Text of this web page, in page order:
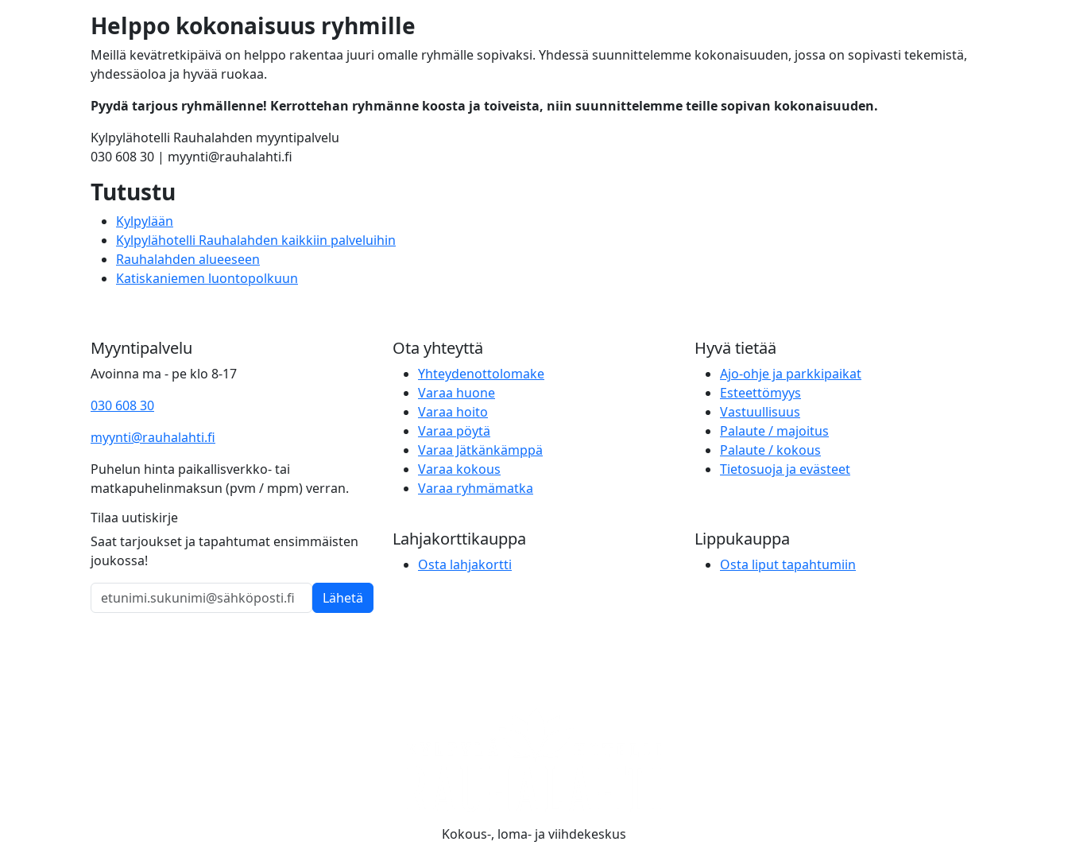
Helppo kokonaisuus ryhmille
Meillä kevätretkipäivä on helppo rakentaa juuri omalle ryhmälle sopivaksi. Yhdessä suunnittelemme kokonaisuuden, jossa on sopivasti tekemistä,
yhdessäoloa ja hyvää ruokaa.
Pyydä tarjous ryhmällenne! Kerrottehan ryhmänne koosta ja toiveista, niin suunnittelemme teille sopivan kokonaisuuden.
Kylpylähotelli Rauhalahden myyntipalvelu
030 608 30 | myynti@rauhalahti.fi
Tutustu
Kylpylään
Kylpylähotelli Rauhalahden kaikkiin palveluihin
Rauhalahden alueeseen
Katiskaniemen luontopolkuun
Myyntipalvelu
Avoinna ma - pe klo 8-17
030 608 30
myynti@rauhalahti.fi
Puhelun hinta paikallisverkko- tai
matkapuhelinmaksun (pvm / mpm) verran.
Tilaa uutiskirje
Saat tarjoukset ja tapahtumat ensimmäisten
joukossa!
Lähetä
Ota yhteyttä
Yhteydenottolomake
Varaa huone
Varaa hoito
Varaa pöytä
Varaa Jätkänkämppä
Varaa kokous
Varaa ryhmämatka
Hyvä tietää
Ajo-ohje ja parkkipaikat
Esteettömyys
Vastuullisuus
Palaute / majoitus
Palaute / kokous
Tietosuoja ja evästeet
Lahjakorttikauppa
Osta lahjakortti
Lippukauppa
Osta liput tapahtumiin
Kokous-, loma- ja viihdekeskus